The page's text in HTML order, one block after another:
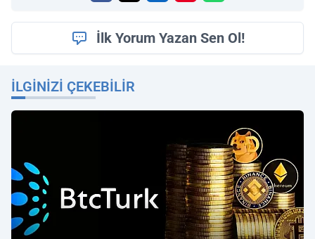
İlk Yorum Yazan Sen Ol!
İLGINIZI ÇEKEBILIR